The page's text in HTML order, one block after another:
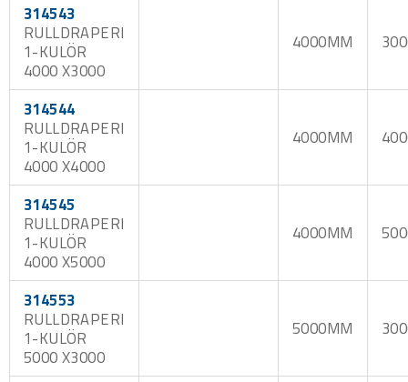
314543
RULLDRAPERI
1-KULÖR
4000 X3000
4000MM
314544
RULLDRAPERI
1-KULÖR
4000 X4000
4000MM
314545
RULLDRAPERI
1-KULÖR
4000 X5000
4000MM
314553
RULLDRAPERI
1-KULÖR
5000 X3000
5000MM